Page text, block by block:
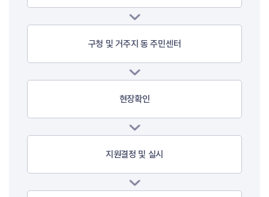
구청 및 거주지 동 주민센터
현장확인
지원결정 및 실시